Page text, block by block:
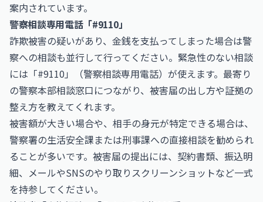
案内されています。
警察相談専用電話「#9110」
詐欺被害の疑いがあり、金銭を支払ってしまった場合は警
察への相談も並行して行ってください。緊急性のない相談
には「#9110」（警察相談専用電話）が使えます。最寄り
の警察本部相談窓口につながり、被害届の出し方や証拠の
整え方を教えてくれます。
被害額が大きい場合や、相手の身元が特定できる場合は、
警察署の生活安全課または刑事課への直接相談を勧められ
ることが多いです。被害届の提出には、契約書類、振込明
細、メールやSNSのやり取りスクリーンショットなど一式
を持参してください。